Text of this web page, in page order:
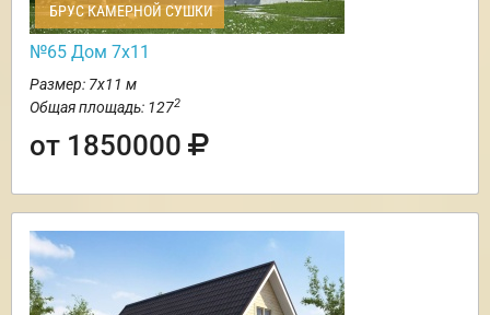
БРУС КАМЕРНОЙ СУШКИ
№65 Дом 7х11
Размер: 7х11 м
Общая площадь: 1272
от 1850000